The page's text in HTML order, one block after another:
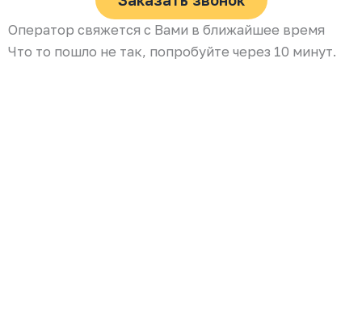
Оператор свяжется с Вами в ближайшее время
Что то пошло не так, попробуйте через 10 минут.